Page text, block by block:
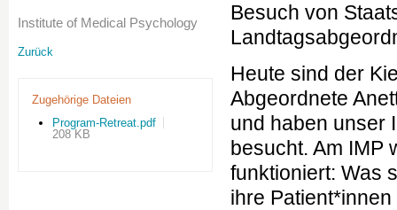
Besuch von
Heute sind der
Abgeordnete
und haben unser
besucht. Am IMP
funktioniert: Was
ihre
Institute of Medical Psychology
Zurück
Zugehörige Dateien
Program-Retreat.pdf
208 KB